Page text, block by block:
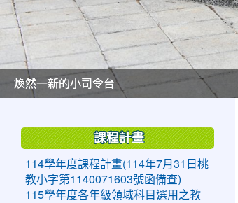
美麗的操場是我們活力的來源
美麗的操場是我們活力的來源
煥然一新的小司令台
煥然一新的小司令台
富含桃園埤塘田園風光意象的中廊
富含桃園埤塘田園風光意象的中廊
嶄新的中庭廣場
嶄新的中庭廣場
水生池生生不息
水生池生生不息
課程計畫
114學年度課程計畫(114年7月31日桃
教小字第1140071603號函備查)
115學年度各年級領域科目選用之教